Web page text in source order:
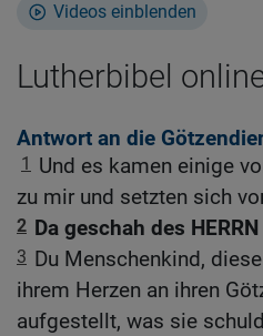
Videos einblenden
Lutherbibel
Antwort an die
1
Und es kamen einige
zu mir und setzten sich
2 Da geschah des
3 Du Menschenkind,
ihrem Herzen an ihren
aufgestellt, was sie